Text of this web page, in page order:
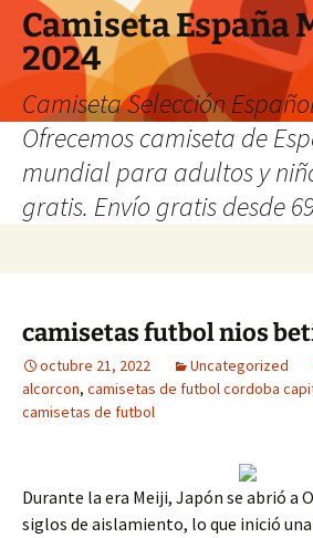
Camiseta España
2024
Camiseta Selección
Ofrecemos camiseta de
mundial para adultos y
gratis. Envío gratis desde
camisetas futbol nios
octubre 21, 2022 Uncategorized
alcorcon, camisetas de futbol cordoba
camisetas de futbol
Durante la era Meiji, Japón se abrió a
siglos de aislamiento, lo que inició